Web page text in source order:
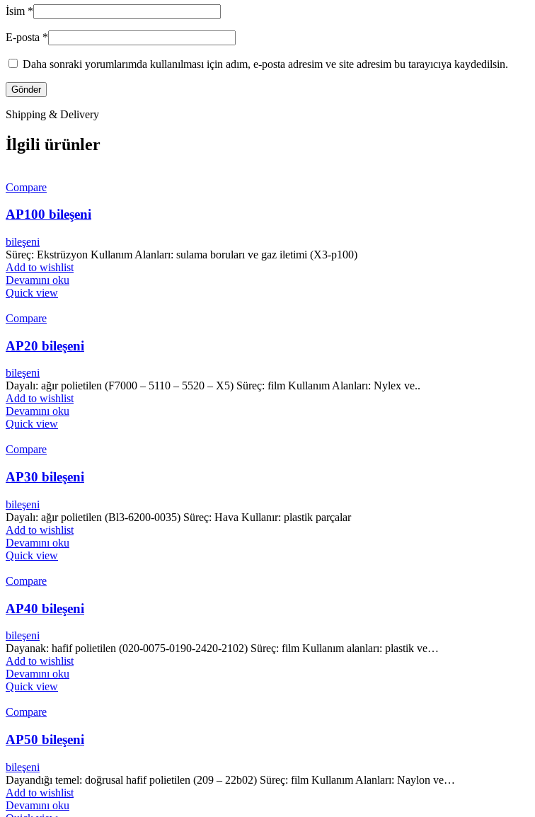
İsim *
E-posta *
Daha sonraki yorumlarımda kullanılması için adım, e-posta adresim ve site adresim bu tarayıcıya kaydedilsin.
Shipping & Delivery
İlgili ürünler
Compare
AP100 bileşeni
bileşeni
Süreç: Ekstrüzyon Kullanım Alanları: sulama boruları ve gaz iletimi (X3-p100)
Add to wishlist
Devamını oku
Quick view
Compare
AP20 bileşeni
bileşeni
Dayalı: ağır polietilen (F7000 – 5110 – 5520 – X5) Süreç: film Kullanım Alanları: Nylex ve..
Add to wishlist
Devamını oku
Quick view
Compare
AP30 bileşeni
bileşeni
Dayalı: ağır polietilen (Bl3-6200-0035) Süreç: Hava Kullanır: plastik parçalar
Add to wishlist
Devamını oku
Quick view
Compare
AP40 bileşeni
bileşeni
Dayanak: hafif polietilen (020-0075-0190-2420-2102) Süreç: film Kullanım alanları: plastik ve…
Add to wishlist
Devamını oku
Quick view
Compare
AP50 bileşeni
bileşeni
Dayandığı temel: doğrusal hafif polietilen (209 – 22b02) Süreç: film Kullanım Alanları: Naylon ve…
Add to wishlist
Devamını oku